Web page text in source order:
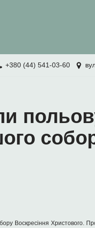
+380 (44) 541-03-60
Воскресіння Христового.